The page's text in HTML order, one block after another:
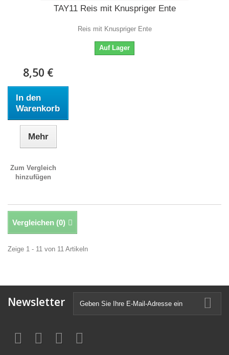
TAY11 Reis mit Knuspriger Ente
Reis mit Knuspriger Ente
Auf Lager
8,50 €
In den
Warenkorb
Mehr
Zum Vergleich
hinzufügen
Vergleichen (0)
Zeige 1 - 11 von 11 Artikeln
Newsletter